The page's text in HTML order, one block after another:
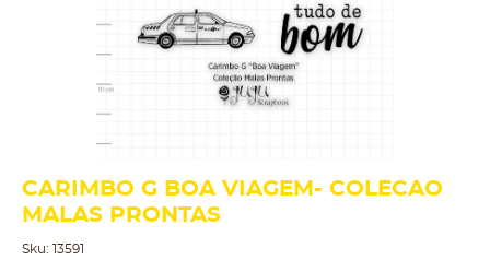
CARIMBO G BOA VIAGEM- COLECAO
MALAS PRONTAS
Sku: 13591